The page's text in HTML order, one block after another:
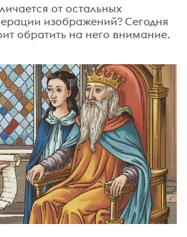
от остальных
изображений? Сегодня
обратить на него внимание.